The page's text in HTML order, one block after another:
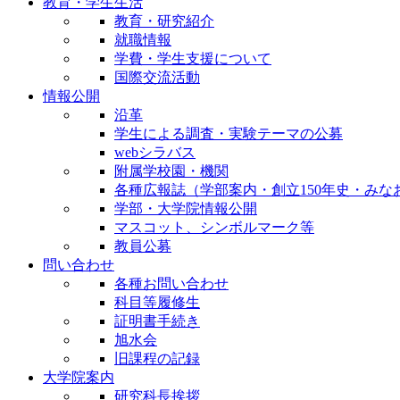
教育・研究紹介
就職情報
学費・学生支援について
国際交流活動
情報公開
沿革
学生による調査・実験テーマの公募
webシラバス
附属学校園・機関
各種広報誌（学部案内・創立150年史・みな
学部・大学院情報公開
マスコット、シンボルマーク等
教員公募
問い合わせ
各種お問い合わせ
科目等履修生
証明書手続き
旭水会
旧課程の記録
大学院案内
研究科長挨拶